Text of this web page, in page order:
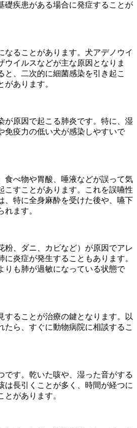
礎疾患がある場合に発症することが
なることがあります。犬アデノウイ
ウイルスなどが主な原因となりま
と、二次的に細菌感染を引き起こ
があります。
が原因で起こる肺炎です。特に、湿
免疫力の低い犬が感染しやすいで
食べ物や胃酸、唾液などが誤って気
こすことがあります。これを誤嚥性
、特に全身麻酔を受けた後や、嚥下
れます。
粉、ダニ、カビなど）が原因でアレ
に炎症が発生することもあります。
りも肺が過敏になっている状態で
することが治療の鍵となります。以
たら、すぐに動物病院に相談するこ
です。乾いた咳や、湿った音がする
は長引くことが多く、時間が経つに
があります。